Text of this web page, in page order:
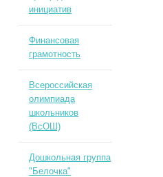
инициатив
Финансовая
грамотность
Всероссийская
олимпиада
школьников
(ВсОШ)
Дошкольная группа
"Белочка"